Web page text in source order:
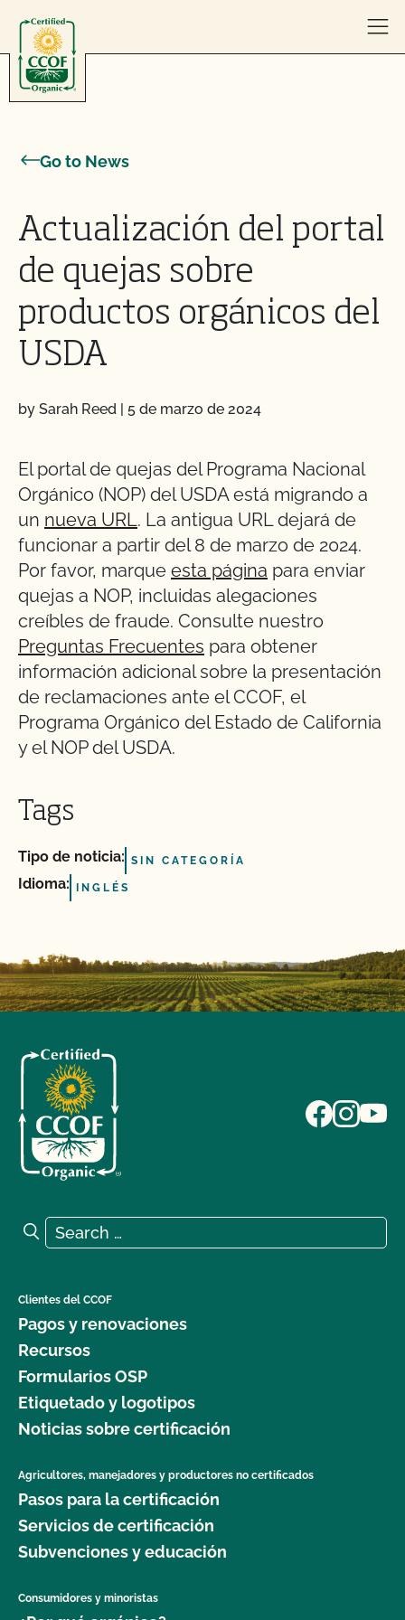
Go to News
Actualización del portal
de quejas sobre
productos orgánicos del
USDA
by Sarah Reed | 5 de marzo de 2024
El portal de quejas del Programa Nacional
Orgánico (NOP) del USDA está migrando a
un nueva URL. La antigua URL dejará de
funcionar a partir del 8 de marzo de 2024.
Por favor, marque esta página para enviar
quejas a NOP, incluidas alegaciones
creíbles de fraude. Consulte nuestro
Preguntas Frecuentes para obtener
información adicional sobre la presentación
de reclamaciones ante el CCOF, el
Programa Orgánico del Estado de California
y el NOP del USDA.
Tags
Tipo de noticia: SIN CATEGORÍA
Idioma: INGLÉS
Search for:
Search
Clientes del CCOF
Pagos y renovaciones
Recursos
Formularios OSP
Etiquetado y logotipos
Noticias sobre certificación
Agricultores, manejadores y productores no certificados
Pasos para la certificación
Servicios de certificación
Subvenciones y educación
Consumidores y minoristas